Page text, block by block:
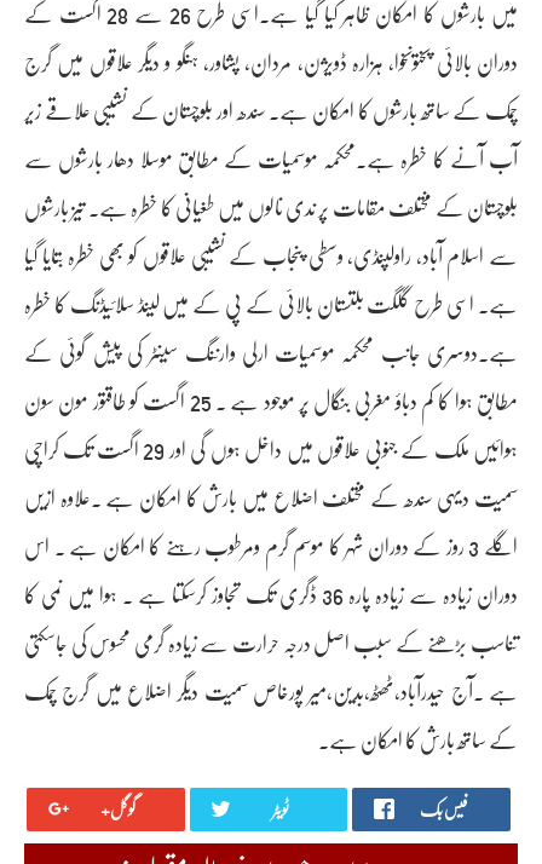
میں بارشوں کا امکان ظاہر کیا گیا ہے۔اسی طرح 26 سے 28 اگست کے
دوران بالائی پختونخوا، ہزارہ ڈویژن، مردان، پشاور، ہنگو و دیگر علاقوں میں گرج
چمک کے ساتھ بارشوں کا امکان ہے۔ سندھ اور بلوچستان کے نشیبی علاقے زیر
آب آنے کا خطرہ ہے۔محکمہ موسمیات کے مطابق موسلا دھار بارشوں سے
بلوچستان کے مختلف مقامات پر ندی نالوں میں طغیانی کا خطرہ ہے۔ تیز بارشوں
سے اسلام آباد، راولپنڈی، وسطی پنجاب کے نشیبی علاقوں کو بھی خطرہ بتایا گیا
ہے۔ اسی طرح گلگت بلتستان بالائی کے پی کے میں لینڈ سلائیڈنگ کا خطرہ
ہے۔دوسری جانب محکمہ موسمیات ارلی وارننگ سینٹر کی پیش گوئی کے
مطابق ہوا کا کم دباؤ مغربی بنگال پر موجود ہے ۔ 25 اگست کو طاقتور مون سون
ہوائیں ملک کے جنوبی علاقوں میں داخل ہوں گی اور 29 اگست تک کراچی
سمیت دیہی سندھ کے مختلف اضلاع میں بارش کا امکان ہے ۔علاوہ ازیں
اگلے 3 روز کے دوران شہر کا موسم گرم ومرطوب رہنے کا امکان ہے ۔ اس
دوران زیادہ سے زیادہ پارہ 36 ڈگری تک تجاوز کرسکتا ہے ۔ ہوا میں نمی کا
تناسب بڑھنے کے سبب اصل درجہ حرارت سے زیادہ گرمی محسوس کی جاسکتی
ہے ۔آج حیدرآباد،ٹھٹھ،بدین،میر پورخاص سمیت دیگر اضلاع میں گرج چمک
کے ساتھ بارش کا امکان ہے۔
گوگل+ ٹویٹر فیس بک